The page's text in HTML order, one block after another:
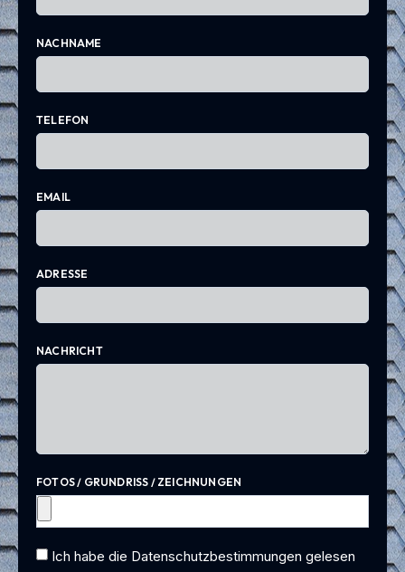
NACHNAME
TELEFON
EMAIL
ADRESSE
NACHRICHT
FOTOS / GRUNDRISS / ZEICHNUNGEN
Ich habe die Datenschutzbestimmungen gelesen